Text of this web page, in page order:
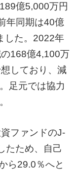
億5,000万円
年同期は40億
した。2022年
168億4,100万
しており、減
足元では協力
ファンドのJ-
たため、自己
ら29.0％へと